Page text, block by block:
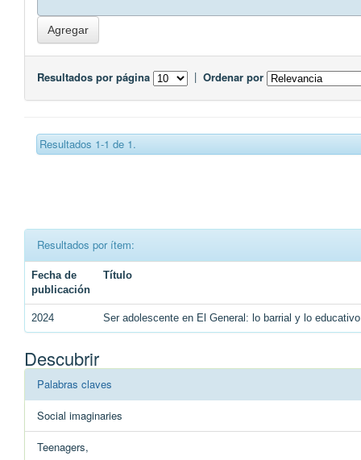
Resultados por página | Ordenar por
Resultados 1-1 de 1.
Resultados por ítem:
Fecha de
publicación
Título
2024 Ser adolescente en El General: lo barrial y lo
Descubrir
Palabras claves
Social imaginaries
Teenagers,